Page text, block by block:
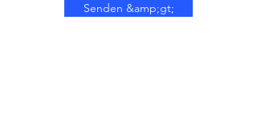
Senden &amp;gt;